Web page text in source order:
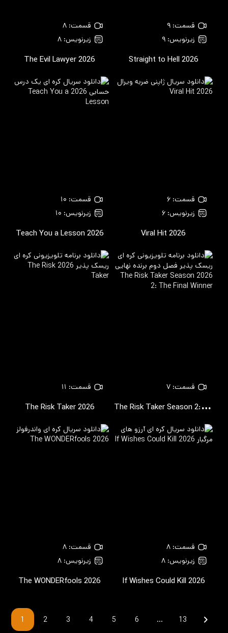
قسمت: ۹
زیرنویس: ۹
Straight to Hell2026
قسمت: ۸
زیرنویس: ۸
The Evil Lawyer2026
قسمت: ۶
زیرنویس: ۶
Viral Hit2026
قسمت: ۱۰
زیرنویس: ۱۰
Teach You a Lesson2026
قسمت: ۷
T
he Risk Taker Season 2: The Final Winner
قسمت: ۱۱
The Risk Taker2026
قسمت: ۸
زیرنویس: ۸
If Wishes Could Kill2026
قسمت: ۸
زیرنویس: ۸
The WONDERfools 2026
1 2 3 4 5 6 … 13